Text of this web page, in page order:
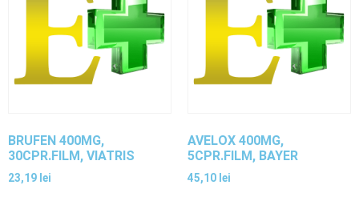
BRUFEN 400MG,
30CPR.FILM, VIATRIS
23,19 lei
AVELOX 400MG,
5CPR.FILM, BAYER
45,10 lei